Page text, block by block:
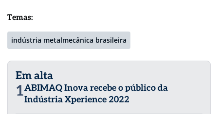
Temas:
indústria metalmecânica brasileira
Em alta
1ABIMAQ Inova recebe o público da
Indústria Xperience 2022